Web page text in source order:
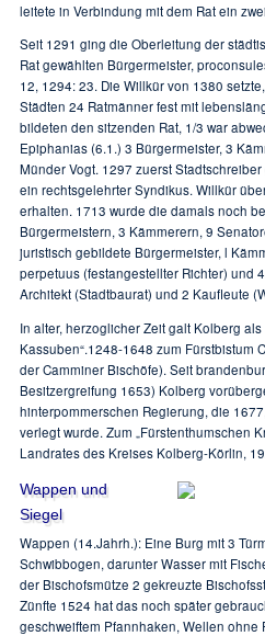
leitete in Verbindung mit dem Rat ein
Seit 1291 ging die Oberleitung der
Rat gewählten Bürgermeister,
12, 1294: 23. Die Willkür von 1380
Städten 24 Ratmänner fest mit
bildeten den sitzenden Rat, 1/3 war
Epiphanias (6.1.) 3 Bürgermeister, 3
Münder Vogt. 1297 zuerst
ein rechtsgelehrter Syndikus. Willkür
erhalten. 1713 wurde die damals noch
Bürgermeistern, 3 Kämmerern, 9
juristisch gebildete Bürgermeister, l
perpetuus (festangestellter Richter) und
Architekt (Stadtbaurat) und 2 Kaufleute
In alter, herzoglicher Zeit galt Kolberg
Kassuben“.1248-1648 zum Fürstbistum
der Camminer Bischöfe). Seit
Besitzergreifung 1653) Kolberg
hinterpommerschen Regierung, die
verlegt wurde. Zum „Fürstenthumschen
Landrates des Kreises Kolberg-Körlin,
Wappen und
Siegel
Wappen (14.Jahrh.): Eine Burg mit 3
Schwibbogen, darunter Wasser mit
der Bischofsmütze 2 gekreuzte
Zünfte 1524 hat das noch später
geschweiftem Pfannhaken, Wellen ohne